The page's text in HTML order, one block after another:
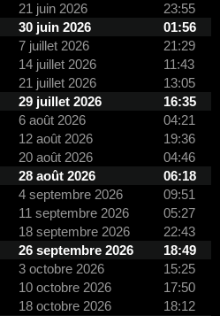
21 juin 2026
23:55
30 juin 2026
01:56
7 juillet 2026
21:29
14 juillet 2026
11:43
21 juillet 2026
13:05
29 juillet 2026
16:35
6 août 2026
04:21
12 août 2026
19:36
20 août 2026
04:46
28 août 2026
06:18
4 septembre 2026
09:51
11 septembre 2026
05:27
18 septembre 2026
22:43
26 septembre 2026
18:49
3 octobre 2026
15:25
10 octobre 2026
17:50
18 octobre 2026
18:12